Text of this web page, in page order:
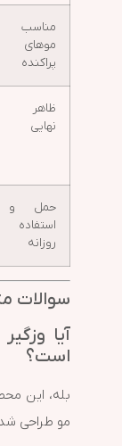
مناسب
موهای
پراکنده
ظاهر
نهایی
حمل و
استفاده
روزانه
سوالات
آیا
است؟
بله، این
مو طراحی